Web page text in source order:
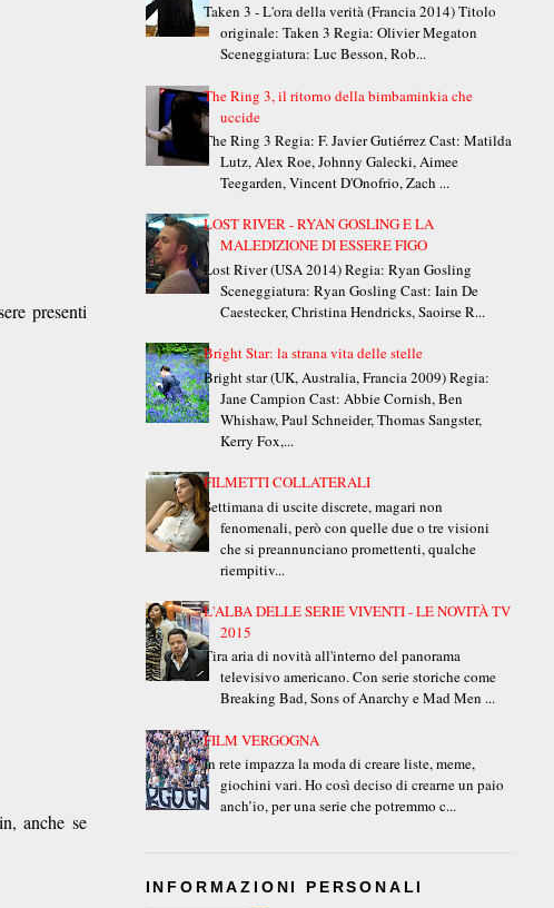
presenti
anche se
Taken 3 - L'ora della verità (Francia 2014) Titolo
originale: Taken 3 Regia: Olivier Megaton
Sceneggiatura: Luc Besson, Rob...
The Ring 3, il ritorno della bimbaminkia che
uccide
The Ring 3 Regia: F. Javier Gutiérrez Cast: Matilda
Lutz, Alex Roe, Johnny Galecki, Aimee
Teegarden, Vincent D'Onofrio, Zach ...
LOST RIVER - RYAN GOSLING E LA
MALEDIZIONE DI ESSERE FIGO
Lost River (USA 2014) Regia: Ryan Gosling
Sceneggiatura: Ryan Gosling Cast: Iain De
Caestecker, Christina Hendricks, Saoirse R...
Bright Star: la strana vita delle stelle
Bright star (UK, Australia, Francia 2009) Regia:
Jane Campion Cast: Abbie Cornish, Ben
Whishaw, Paul Schneider, Thomas Sangster,
Kerry Fox,...
FILMETTI COLLATERALI
Settimana di uscite discrete, magari non
fenomenali, però con quelle due o tre visioni
che si preannunciano promettenti, qualche
riempitiv...
L'ALBA DELLE SERIE VIVENTI - LE NOVITÀ TV
2015
Tira aria di novità all'interno del panorama
televisivo americano. Con serie storiche come
Breaking Bad, Sons of Anarchy e Mad Men ...
FILM VERGOGNA
In rete impazza la moda di creare liste, meme,
giochini vari. Ho così deciso di crearne un paio
anch’io, per una serie che potremmo c...
INFORMAZIONI PERSONALI